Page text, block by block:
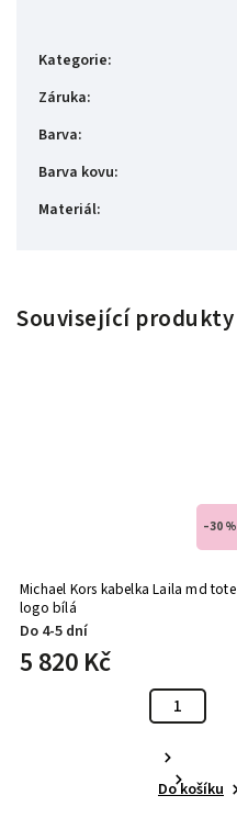
Kategorie:
Záruka:
Barva:
Barva kovu:
Materiál:
Související produkty
–30 %
Michael Kors kabelka Laila md tote
logo bílá
Do 4-5 dní
5 820 Kč
Do košíku